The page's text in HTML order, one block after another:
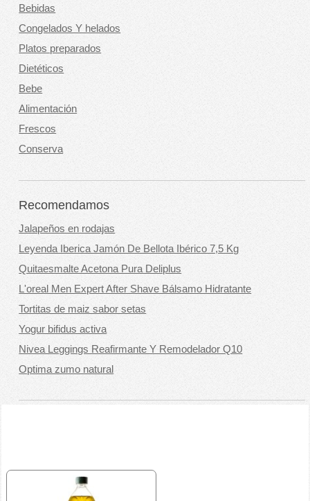
Bebidas
Congelados Y helados
Platos preparados
Dietéticos
Bebe
Alimentación
Frescos
Conserva
Recomendamos
Jalapeños en rodajas
Leyenda Iberica Jamón De Bellota Ibérico 7,5 Kg
Quitaesmalte Acetona Pura Deliplus
L'oreal Men Expert After Shave Bálsamo Hidratante
Tortitas de maiz sabor setas
Yogur bifidus activa
Nivea Leggings Reafirmante Y Remodelador Q10
Optima zumo natural